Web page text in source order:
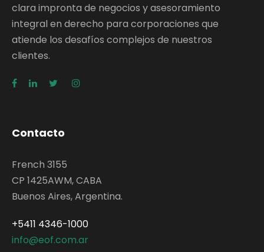
clara impronta de negocios y asesoramiento
integral en derecho para corporaciones que
atiende los desafíos complejos de nuestros
clientes.
Contacto
French 3155
CP 1425AWM, CABA
Buenos Aires, Argentina.
+5411 4346-1000
info@eof.com.ar